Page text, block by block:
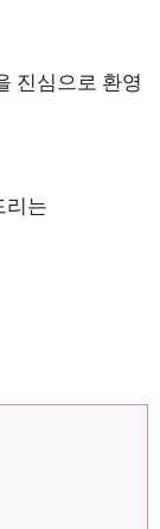
진심으로 환영
리는